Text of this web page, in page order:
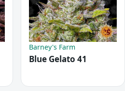
Barney's Farm
Blue Gelato 41